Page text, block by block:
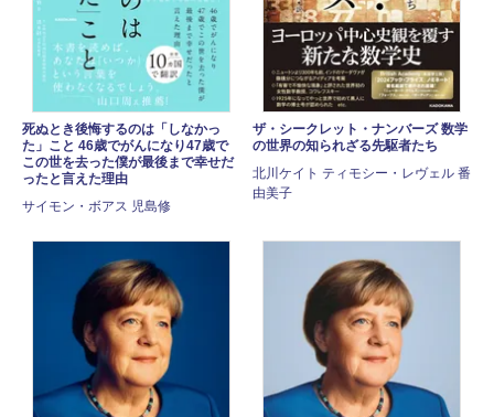
死ぬとき後悔するのは「しなかっ
た」こと 46歳でがんになり47歳で
この世を去った僕が最後まで幸せだ
ったと言えた理由
サイモン・ボアス 児島修
ザ・シークレット・ナンバーズ 数学
の世界の知られざる先駆者たち
北川ケイト ティモシー・レヴェル 番
由美子